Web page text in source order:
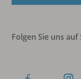
Folgen Sie uns auf